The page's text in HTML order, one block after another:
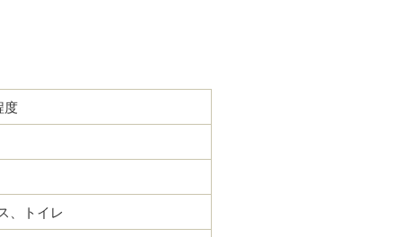
度
、トイレ